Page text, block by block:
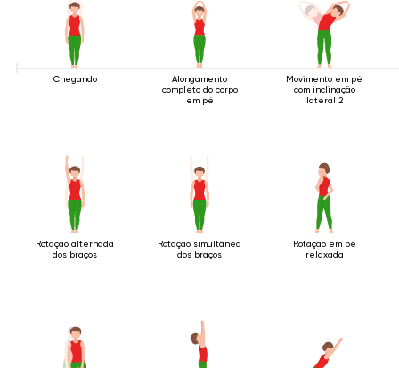
Chegando
Alongamento
completo do corpo
em pé
Movimento em pé
com inclinação
lateral 2
Rotação alternada
dos braços
Rotação simultânea
dos braços
Rotação em pé
relaxada